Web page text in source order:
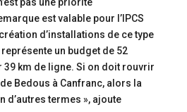
est valable pour l’IPCS
d’installations de ce type
un budget de 52
39 km de ligne. Si on doit rouvrir
Bedous à Canfranc, alors la
d’autres termes », ajoute